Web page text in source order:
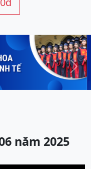
Next
năm 2025